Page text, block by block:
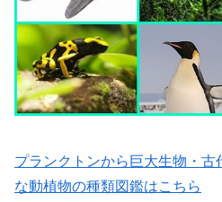
プランクトンから巨大生物・古
な動植物の種類図鑑はこちら